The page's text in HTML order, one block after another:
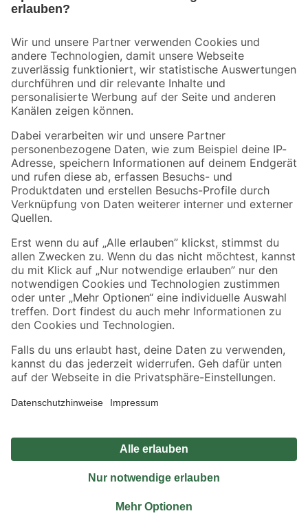
Der toom Newsletter: Keine Angebote und Aktionen mehr verpassen!
Zur Newsletter Anmeldung
Folge uns
Zahlungsarten Versandarten
Sicher einkaufen
Jetzt die toom-App herunterladen
Alle Preisangaben in EUR inkl. gesetzl. MwSt.. Die dargestellten Angebote sind unter
Umständen nicht in allen Märkten verfügbar. Die angegebenen Verfügbarkeiten beziehen
Produkte nur solange der Vorrat reicht.
*Paketversand ab 59 € versandkostenfrei, gilt nicht für Artikel mit Speditionsversand, hier
Privatsphäre Impressum
Nutzungsbedingungen
Widerrufsrecht
Vertrag widerrufen
© 2026 toom Baumarkt GmbH